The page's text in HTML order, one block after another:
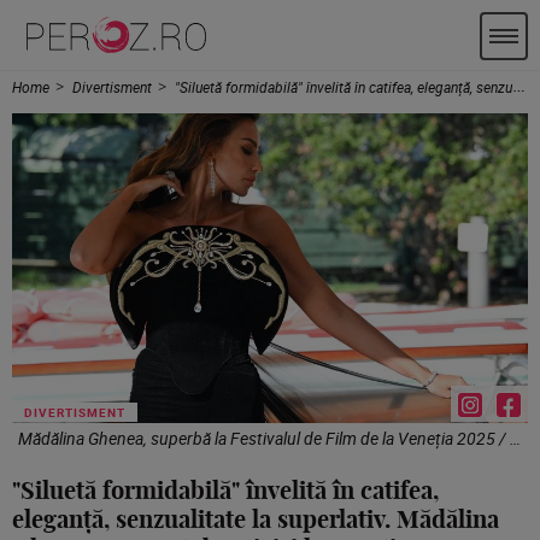
Home Divertisment "Siluetă formidabilă" învelită în catifea, eleganță, senzualitate la superlativ. Mădălina Ghenea, magnet de priviri la Veneția
DIVERTISMENT
Mădălina Ghenea, superbă la Festivalul de Film de la Veneția 2025 / Foto: Profimedia
"Siluetă formidabilă" învelită în catifea,
eleganță, senzualitate la superlativ. Mădălina